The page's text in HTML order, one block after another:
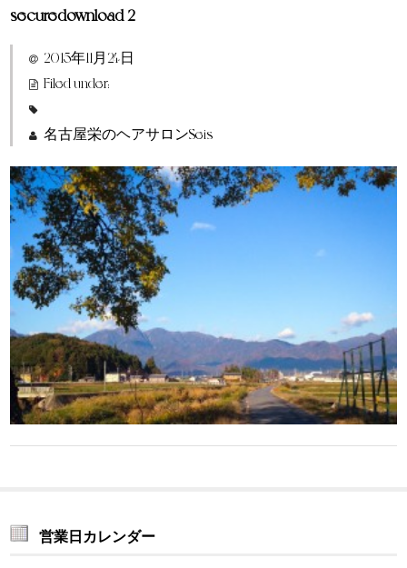
ホーム
特定商取引法に基づく表示
securedownload-2
2015年11月24日
Filed under:
名古屋栄のヘアサロンSeis
営業日カレンダー